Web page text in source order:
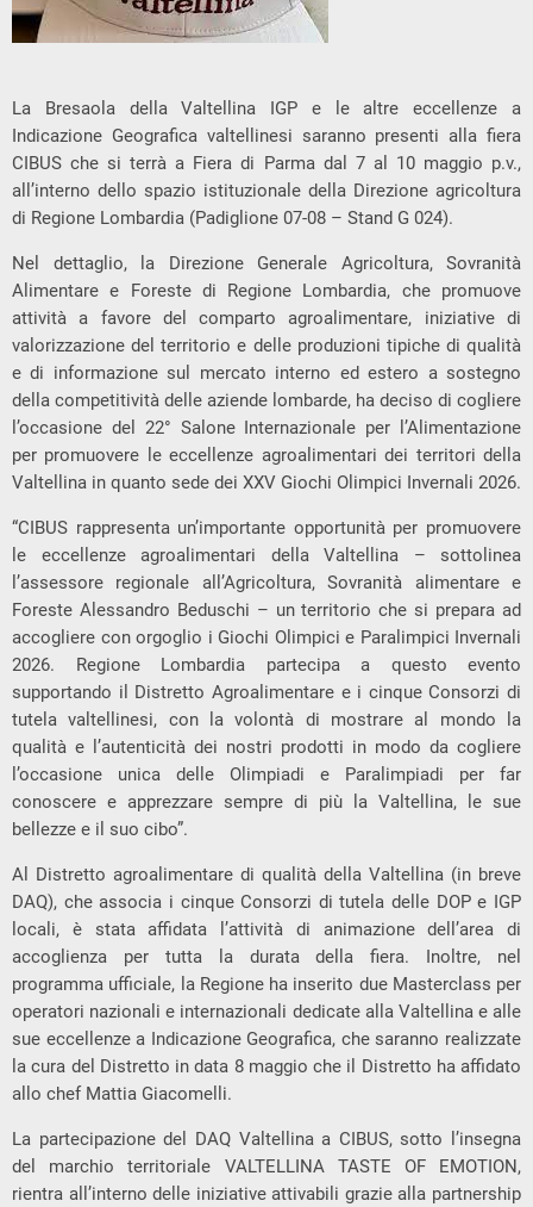
La Bresaola della Valtellina IGP e le altre eccellenze a
Indicazione Geografica valtellinesi saranno presenti alla fiera
CIBUS che si terrà a Fiera di Parma dal 7 al 10 maggio p.v.,
all’interno dello spazio istituzionale della Direzione agricoltura
di Regione Lombardia (Padiglione 07-08 – Stand G 024).
Nel dettaglio, la Direzione Generale Agricoltura, Sovranità
Alimentare e Foreste di Regione Lombardia, che promuove
attività a favore del comparto agroalimentare, iniziative di
valorizzazione del territorio e delle produzioni tipiche di qualità
e di informazione sul mercato interno ed estero a sostegno
della competitività delle aziende lombarde, ha deciso di cogliere
l’occasione del 22° Salone Internazionale per l’Alimentazione
per promuovere le eccellenze agroalimentari dei territori della
Valtellina in quanto sede dei XXV Giochi Olimpici Invernali 2026.
“CIBUS rappresenta un’importante opportunità per promuovere
le eccellenze agroalimentari della Valtellina – sottolinea
l’assessore regionale all’Agricoltura, Sovranità alimentare e
Foreste Alessandro Beduschi – un territorio che si prepara ad
accogliere con orgoglio i Giochi Olimpici e Paralimpici Invernali
2026. Regione Lombardia partecipa a questo evento
supportando il Distretto Agroalimentare e i cinque Consorzi di
tutela valtellinesi, con la volontà di mostrare al mondo la
qualità e l’autenticità dei nostri prodotti in modo da cogliere
l’occasione unica delle Olimpiadi e Paralimpiadi per far
conoscere e apprezzare sempre di più la Valtellina, le sue
bellezze e il suo cibo”.
Al Distretto agroalimentare di qualità della Valtellina (in breve
DAQ), che associa i cinque Consorzi di tutela delle DOP e IGP
locali, è stata affidata l’attività di animazione dell’area di
accoglienza per tutta la durata della fiera. Inoltre, nel
programma ufficiale, la Regione ha inserito due Masterclass per
operatori nazionali e internazionali dedicate alla Valtellina e alle
sue eccellenze a Indicazione Geografica, che saranno realizzate
la cura del Distretto in data 8 maggio che il Distretto ha affidato
allo chef Mattia Giacomelli.
La partecipazione del DAQ Valtellina a CIBUS, sotto l’insegna
del marchio territoriale VALTELLINA TASTE OF EMOTION,
rientra all’interno delle iniziative attivabili grazie alla partnership